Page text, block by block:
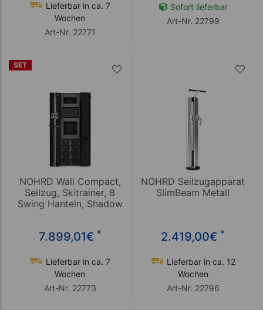
Lieferbar in ca. 7
Wochen
Art-Nr. 22771
Sofort lieferbar
Art-Nr. 22799
SET
NOHRD Wall Compact,
Seilzug, Skitrainer, 8
Swing Hanteln, Shadow
7.899,01€ *
Lieferbar in ca. 7
Wochen
Art-Nr. 22773
NOHRD Seilzugapparat
SlimBeam Metall
2.419,00€ *
Lieferbar in ca. 12
Wochen
Art-Nr. 22796